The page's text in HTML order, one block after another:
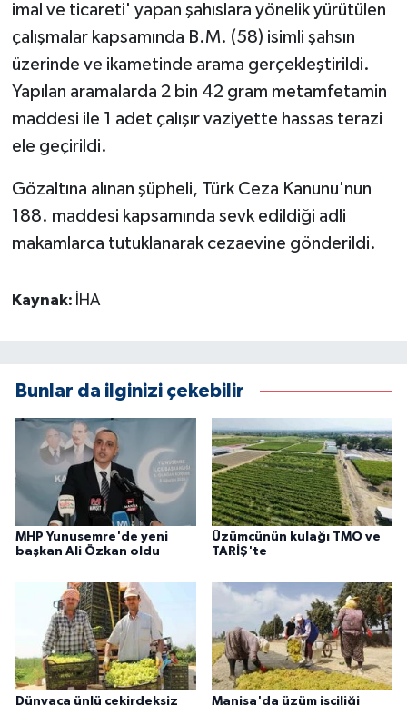
imal ve ticareti' yapan şahıslara yönelik yürütülen
çalışmalar kapsamında B.M. (58) isimli şahsın
üzerinde ve ikametinde arama gerçekleştirildi.
Yapılan aramalarda 2 bin 42 gram metamfetamin
maddesi ile 1 adet çalışır vaziyette hassas terazi
ele geçirildi.
Gözaltına alınan şüpheli, Türk Ceza Kanunu'nun
188. maddesi kapsamında sevk edildiği adli
makamlarca tutuklanarak cezaevine gönderildi.
Kaynak: İHA
Bunlar da ilginizi çekebilir
MHP Yunusemre'de yeni
başkan Ali Özkan oldu
Üzümcünün kulağı TMO ve
TARİŞ'te
Dünyaca ünlü çekirdeksiz Manisa'da üzüm işçiliği